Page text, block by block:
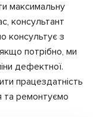
максимальну
консультант
консультує з
потрібно, ми
дефектної.
працездатність
та ремонтуємо